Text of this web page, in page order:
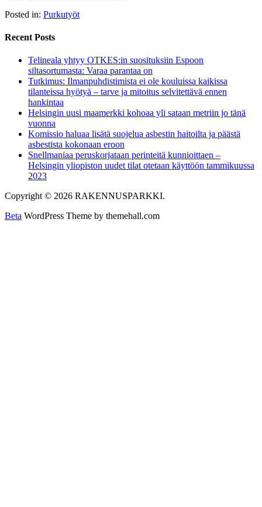
Posted in: Purkutyöt
Recent Posts
Telineala yhtyy OTKES:in suosituksiin Espoon
siltasortumasta: Varaa parantaa on
Tutkimus: Ilmanpuhdistimista ei ole kouluissa kaikissa
tilanteissa hyötyä – tarve ja mitoitus selvitettävä ennen
hankintaa
Helsingin uusi maamerkki kohoaa yli sataan metriin jo tänä
vuonna
Komissio haluaa lisätä suojelua asbestin haitoilta ja päästä
asbestista kokonaan eroon
Snellmaniaa peruskorjataan perinteitä kunnioittaen –
Helsingin yliopiston uudet tilat otetaan käyttöön tammikuussa
2023
Copyright © 2026 RAKENNUSPARKKI.
Beta WordPress Theme by themehall.com